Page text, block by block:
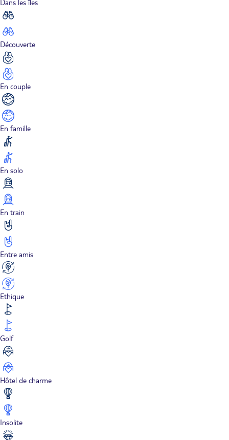
Dans les îles
Découverte
En couple
En famille
En solo
En train
Entre amis
Ethique
Golf
Hôtel de charme
Insolite